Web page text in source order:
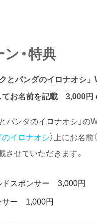
・特典
とパンダのイロナオシ
てお名前を記載 3,000円
パンダのイロナオシ」の
イロナオシ）上にお名
させていただきます。
ドスポンサー 3,000円
サー 1,000円